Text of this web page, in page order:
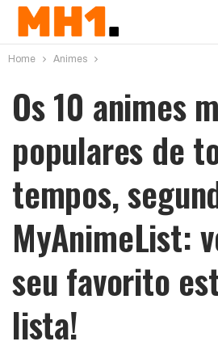
Home Animes
Os 10 animes
populares de
tempos,
MyAnimeList:
seu favorito
lista!